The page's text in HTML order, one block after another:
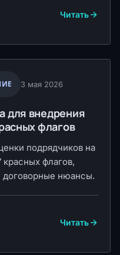
Читать
3 мая 2026
для внедрения
флагов
подрядчиков на
красных флагов,
договорные нюансы.
Читать